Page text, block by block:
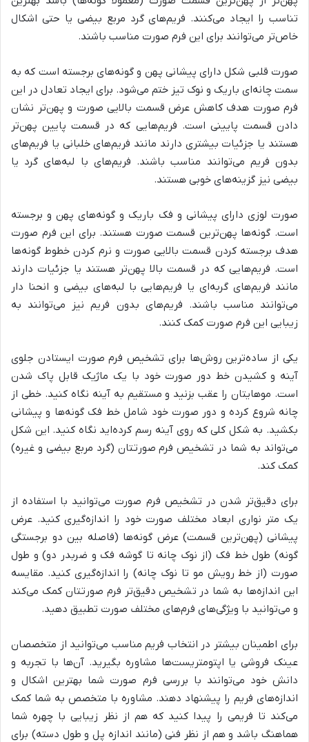
تناسب را ایجاد می‌کنند. فریم‌های گرد مربع بیضی یا حتی اشکال
خاص‌تر می‌توانند برای این فرم صورت مناسب باشند.
صورت قلبی شکل دارای پیشانی پهن و گونه‌های برجسته است که به
سمت چانه‌ای باریک و نوک تیز ختم می‌شود. برای ایجاد تعادل در این
فرم صورت هدف کاهش عرض قسمت بالایی صورت و پهن‌تر نشان
دادن قسمت پایینی است. فریم‌هایی که در قسمت پایین پهن‌تر
هستند یا جزئیات بیشتری دارند مانند فریم‌های خلبانی یا فریم‌های
بدون فریم می‌توانند مناسب باشند. فریم‌های با لبه‌های گرد یا
بیضی نیز گزینه‌های خوبی هستند.
صورت لوزی دارای پیشانی و فک باریک و گونه‌های پهن و برجسته
است. گونه‌ها پهن‌ترین قسمت صورت هستند. برای این فرم صورت
هدف برجسته کردن قسمت بالایی صورت و نرم کردن خطوط گونه‌ها
است. فریم‌هایی که در قسمت بالا پهن‌تر هستند یا جزئیات دارند
مانند فریم‌های گربه‌ای یا فریم‌هایی با لبه‌های بیضی و انحنا دار
می‌توانند مناسب باشند. فریم‌های بدون فریم نیز می‌توانند به
زیبایی این فرم صورت کمک کنند.
یکی از ساده‌ترین روش‌ها برای تشخیص فرم صورت ایستادن جلوی
آینه و کشیدن خط دور صورت خود با یک ماژیک قابل پاک شدن
است. موهایتان را عقب بزنید و مستقیم به آینه نگاه کنید. خطی از
چانه شروع کرده و دور صورت خود شامل خط فک گونه‌ها و پیشانی
بکشید. به شکل کلی که روی آینه رسم کرده‌اید نگاه کنید. این شکل
می‌تواند به شما در تشخیص فرم صورتتان (گرد مربع بیضی و غیره)
کمک کند.
برای دقیق‌تر شدن در تشخیص فرم صورت می‌توانید با استفاده از
یک متر نواری ابعاد مختلف صورت خود را اندازه‌گیری کنید. عرض
پیشانی (پهن‌ترین قسمت) عرض گونه‌ها (فاصله بین دو برجستگی
گونه) طول خط فک (از نوک چانه تا گوشه فک و ضربدر دو) و طول
صورت (از خط رویش مو تا نوک چانه) را اندازه‌گیری کنید. مقایسه
این اندازه‌ها به شما در تشخیص دقیق‌تر فرم صورتتان کمک می‌کند
و می‌توانید با ویژگی‌های فرم‌های مختلف صورت تطبیق دهید.
برای اطمینان بیشتر در انتخاب فریم مناسب می‌توانید از متخصصان
عینک فروشی یا اپتومتریست‌ها مشاوره بگیرید. آن‌ها با تجربه و
دانش خود می‌توانند با بررسی فرم صورت شما بهترین اشکال و
اندازه‌های فریم را پیشنهاد دهند. مشاوره با متخصص به شما کمک
می‌کند تا فریمی را پیدا کنید که هم از نظر زیبایی با چهره شما
هماهنگ باشد و هم از نظر فنی (مانند اندازه پل و طول دسته) برای